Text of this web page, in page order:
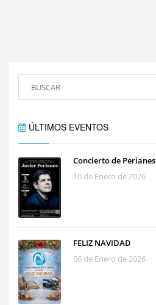
ÚLTIMOS EVENTOS
Concierto de Perianes
10 de Enero de 2026
FELIZ NAVIDAD
06 de Enero de 2026